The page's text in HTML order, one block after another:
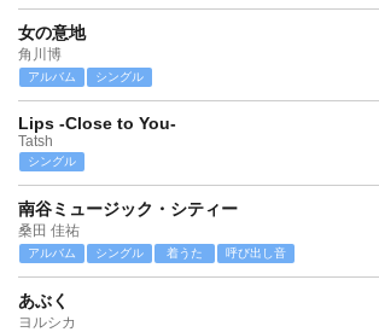
女の意地
角川博
アルバム シングル
Lips -Close to You-
Tatsh
シングル
南谷ミュージック・シティー
桑田 佳祐
アルバム シングル 着うた 呼び出し音
あぶく
ヨルシカ